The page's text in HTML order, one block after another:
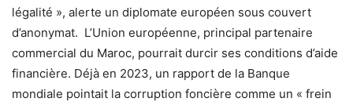
légalité », alerte un diplomate européen sous couvert
d’anonymat. L’Union européenne, principal partenaire
commercial du Maroc, pourrait durcir ses conditions d’aide
financière. Déjà en 2023, un rapport de la Banque
mondiale pointait la corruption foncière comme un « frein